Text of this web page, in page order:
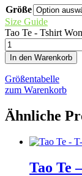
Größe
Size Guide
Tao Te - Tshirt
In den Warenkorb
Größentabelle
zum Warenkorb
Ähnliche
Tao Te